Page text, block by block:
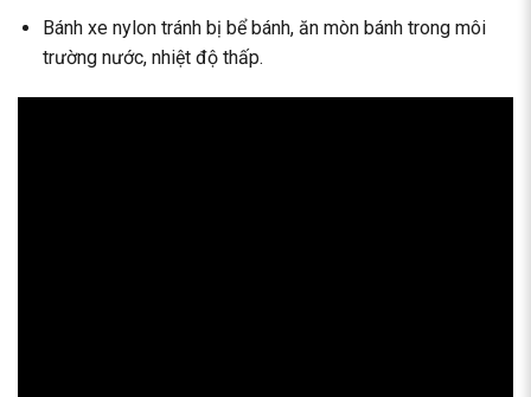
Bánh xe nylon tránh bị bể bánh, ăn mòn bánh trong môi
trường nước, nhiệt độ thấp.